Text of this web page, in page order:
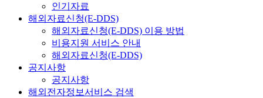
인기자료
해외자료신청(E-DDS)
해외자료신청(E-DDS) 이용 방법
비용지원 서비스 안내
해외자료신청(E-DDS)
공지사항
공지사항
해외전자정보서비스 검색